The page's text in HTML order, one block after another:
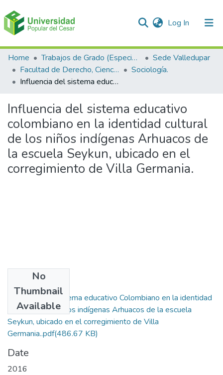
Log In (current)
Communities & Collections
All of DSpace
Home Trabajos de Grado (Especializaciones y Pregrados)
Sede Valledupar
Facultad de Derecho, Ciencias Políticas y Sociales.
Sociología.
Influencia del sistema educativo colombiano en la identidad cultural de los niños indígenas Arhuacos de la escuela Seykun, ubicado en el corregimiento de Villa Germania.
Influencia del sistema educativo
colombiano en la identidad cultural
de los niños indígenas Arhuacos de
la escuela Seykun, ubicado en el
corregimiento de Villa Germania.
No
Thumbnail
Available
Influencia del sistema educativo Colombiano en la identidad
cultural de los niños indígenas Arhuacos de la escuela
Seykun, ubicado en el corregimiento de Villa
Germania..pdf(486.67 KB)
Date
2016